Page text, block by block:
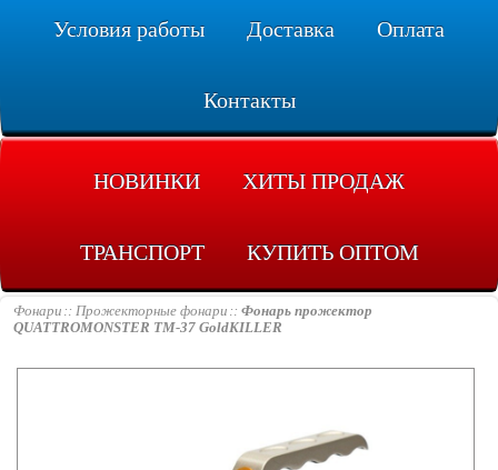
Условия работы Доставка Оплата
Контакты
НОВИНКИ ХИТЫ ПРОДАЖ
ТРАНСПОРТ КУПИТЬ ОПТОМ
Фонари Прожекторные фонари
Фонарь прожектор
QUATTROMONSTER TM-37 GoldKILLER